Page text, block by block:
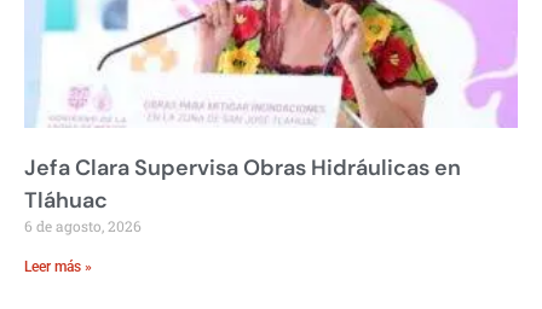
Jefa Clara Supervisa Obras Hidráulicas en
Tláhuac
6 de agosto, 2026
Leer más »